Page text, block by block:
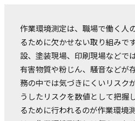
作業環境測定は、職場で働く人
るために欠かせない取り組みで
設、塗装現場、印刷現場などで
有害物質や粉じん、騒音などが
務の中では気づきにくいリスク
うしたリスクを数値として把握
るために行われるのが作業環境